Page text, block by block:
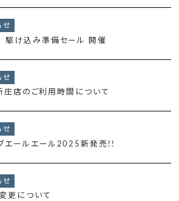
せ
駆け込み準備セール 開催
せ
庄店のご利用時間について
せ
エールエール2025新発売!!
せ
更について